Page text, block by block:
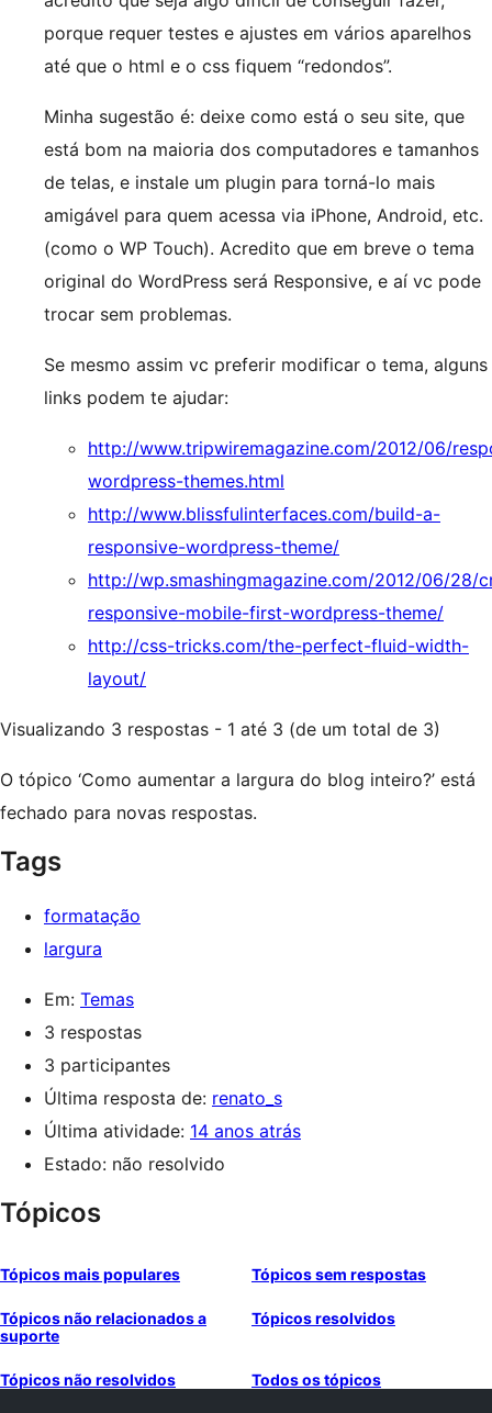
porque requer testes e ajustes em vários aparelhos
até que o html e o css fiquem “redondos”.
Minha sugestão é: deixe como está o seu site, que
está bom na maioria dos computadores e tamanhos
de telas, e instale um plugin para torná-lo mais
amigável para quem acessa via iPhone, Android, etc.
(como o WP Touch). Acredito que em breve o tema
original do WordPress será Responsive, e aí vc pode
trocar sem problemas.
Se mesmo assim vc preferir modificar o tema, alguns
links podem te ajudar:
http://www.tripwiremagazine.com/2012/06/
wordpress-themes.html
http://www.blissfulinterfaces.com/build-a-
responsive-wordpress-theme/
http://wp.smashingmagazine.com/2012/06/28/
responsive-mobile-first-wordpress-theme/
http://css-tricks.com/the-perfect-fluid-width-
layout/
Visualizando 3 respostas - 1 até 3 (de um total de 3)
O tópico ‘Como aumentar a largura do blog inteiro?’ está
fechado para novas respostas.
Tags
formatação
largura
Em: Temas
3 respostas
3 participantes
Última resposta de: renato_s
Última atividade: 14 anos atrás
Estado: não resolvido
Tópicos
Tópicos mais populares Tópicos sem respostas
Tópicos não relacionados a
suporte
Tópicos resolvidos
Tópicos não resolvidos Todos os tópicos